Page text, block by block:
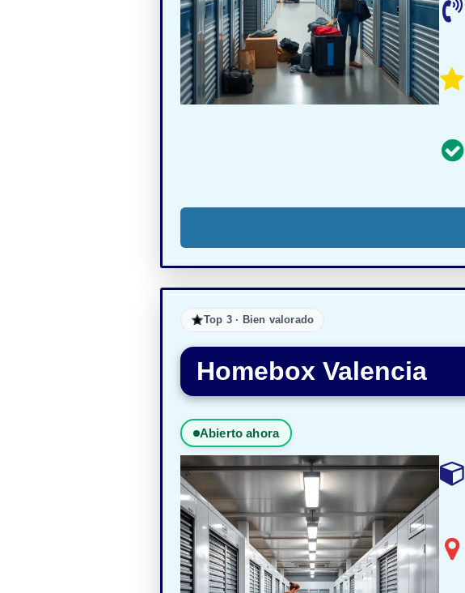
Top 3 · Bien valorado
Homebox Valencia
Abierto ahora